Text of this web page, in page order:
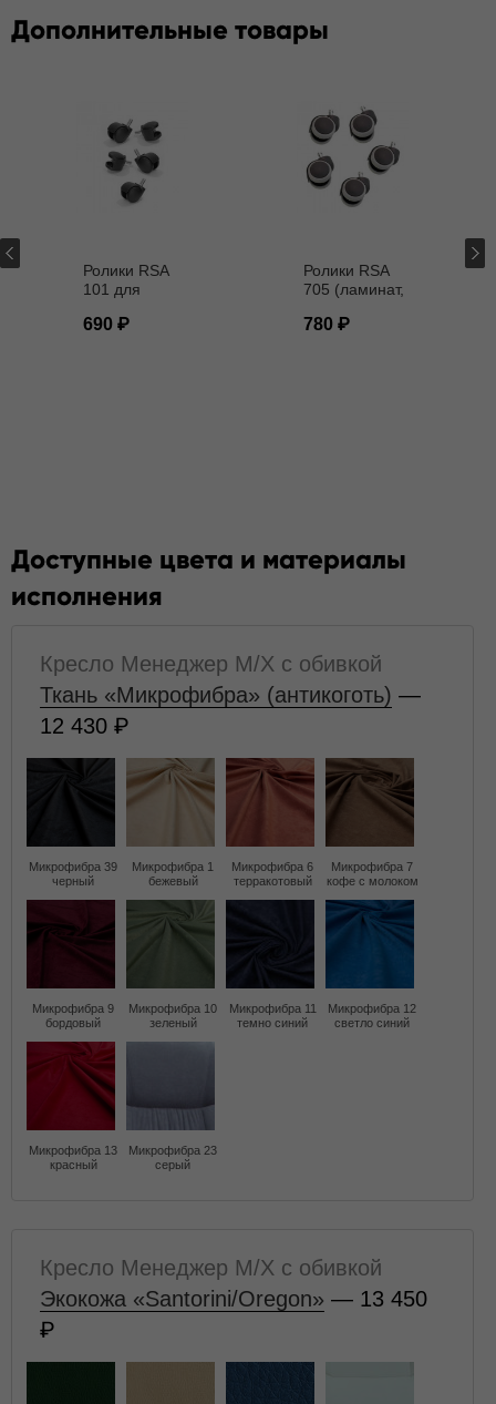
Дополнительные товары
Ролики RSA
101 для
мм
690
Ролики RSA
705 (ламинат,
мм
780
Доступные цвета и материалы
исполнения
Кресло Менеджер M/X с обивкой
Ткань «Микрофибра» (антикоготь) —
12 430
Микрофибра 39
черный
Микрофибра 1
бежевый
Микрофибра 6
терракотовый
Микрофибра 7
кофе с молоком
Микрофибра 9
бордовый
Микрофибра 10
зеленый
Микрофибра 11
темно синий
Микрофибра 12
светло синий
Микрофибра 13
красный
Микрофибра 23
серый
Кресло Менеджер M/X с обивкой
Экокожа «Santorini/Oregon» — 13 450